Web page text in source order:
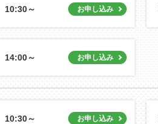
10:30～
14:00～
10:30～